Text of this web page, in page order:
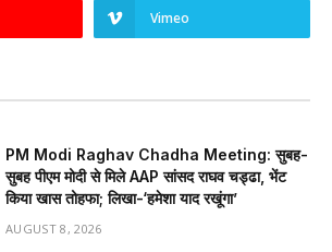
Vimeo
PM Modi Raghav Chadha Meeting: सुबह-
सुबह पीएम मोदी से मिले AAP सांसद राघव चड्ढा, भेंट
किया खास तोहफा; लिखा-‘हमेशा याद रखूंगा’
AUGUST 8, 2026